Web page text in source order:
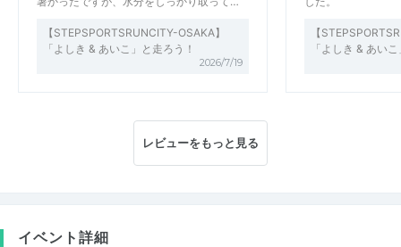
【STEPSPORTSRUNCITY-OSAKA】
「よしき & あいこ」と走ろう！
2026/7/19
【
「よしき & あい
レビューをもっと見る
イベント詳細